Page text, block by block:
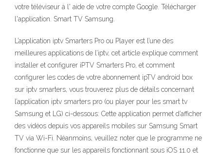
votre téléviseur à l' aide de votre compte Google. Télécharger
l'application. Smart TV Samsung.
L’application iptv Smarters Pro ou Player est l’une des
meilleures applications de l’iptv, cet article explique comment
installer et configurer iPTV Smarters Pro, et comment
configurer les codes de votre abonnement ipTV android box
sur iptv smarters, vous trouverez plus de détails concernant
l’application iptv smarters pro (ou player pour les smart tv
Samsung et LG) ci-dessous: Cette application permet d’afficher
des vidéos depuis vos appareils mobiles sur Samsung Smart
TV via Wi-Fi. Néanmoins, veuillez noter que le programme ne
fonctionne que sur les appareils fonctionnant sous iOS 11.0 et